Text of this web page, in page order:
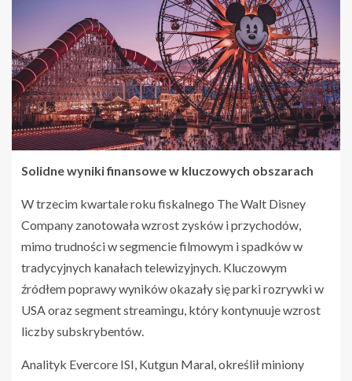
Solidne wyniki finansowe w kluczowych obszarach
W trzecim kwartale roku fiskalnego The Walt Disney
Company zanotowała wzrost zysków i przychodów,
mimo trudności w segmencie filmowym i spadków w
tradycyjnych kanałach telewizyjnych. Kluczowym
źródłem poprawy wyników okazały się parki rozrywki w
USA oraz segment streamingu, który kontynuuje wzrost
liczby subskrybentów.
Analityk Evercore ISI, Kutgun Maral, określił miniony